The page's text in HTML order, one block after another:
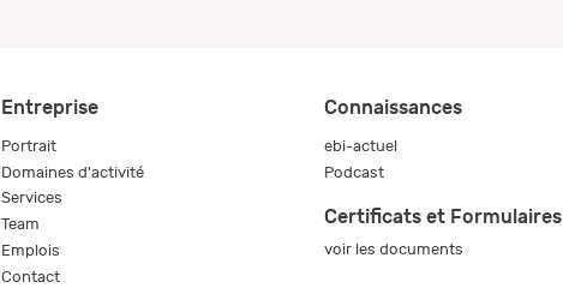
Entreprise
Portrait
Domaines d'activité
Services
Team
Emplois
Contact
Connaissances
ebi-actuel
Podcast
Certificats et Formulaires
voir les documents